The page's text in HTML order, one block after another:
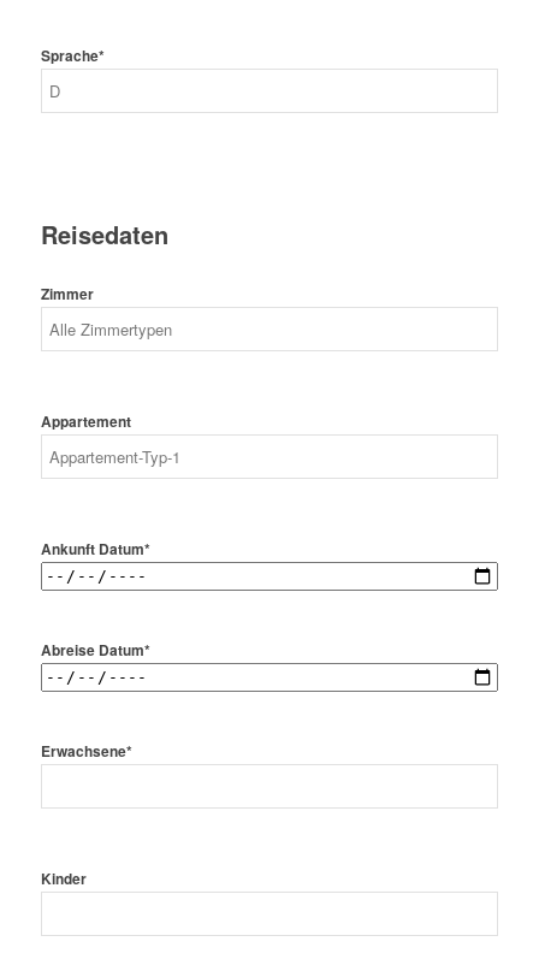
Sprache*
Reisedaten
Zimmer
Appartement
Ankunft Datum*
Abreise Datum*
Erwachsene*
Kinder